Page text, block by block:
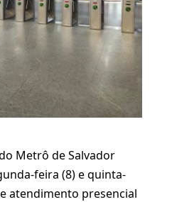
Metrô de Salvador
feira (8) e quinta-
atendimento presencial